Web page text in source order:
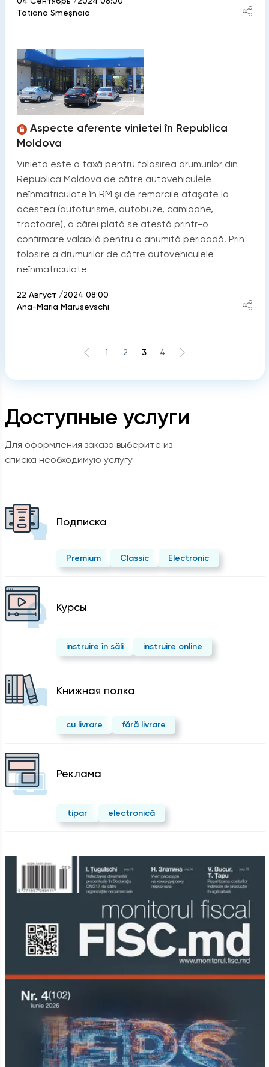
Доступные услуги
Для оформления заказа выберите из
списка необходимую услугу
Подписка
Premium Classic Electronic
Курсы
instruire în săli instruire online
Kнижная полка
cu livrare fără livrare
Реклама
tipar electronică
Tatiana Smeșnaia
Aspecte aferente vinietei în Republica
Moldova
Vinieta este o taxă pentru folosirea drumurilor din
Republica Moldova de către autovehiculele
neînmatriculate în RM şi de remorcile ataşate la
acestea (autoturisme, autobuze, camioane,
tractoare), a cărei plată se atestă printr-o
confirmare valabilă pentru o anumită perioadă. Prin
folosire a drumurilor de către autovehiculele
neînmatriculate
22 Август /2024 08:00
Ana-Maria Marușevschi
1 2 3 4